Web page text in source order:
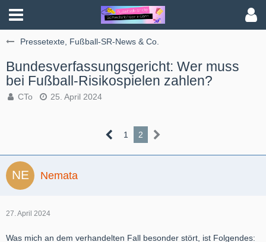
Pressetexte, Fußball-SR-News & Co.
Bundesverfassungsgericht: Wer muss
bei Fußball-Risikospielen zahlen?
CTo 25. April 2024
1 2
Nemata
27. April 2024
Was mich an dem verhandelten Fall besonder stört, ist Folgendes: